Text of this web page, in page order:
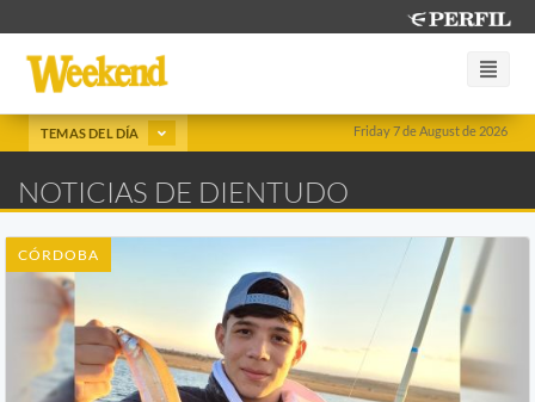
Friday 7 de August de 2026
TEMAS DEL DÍA
NOTICIAS DE DIENTUDO
CÓRDOBA